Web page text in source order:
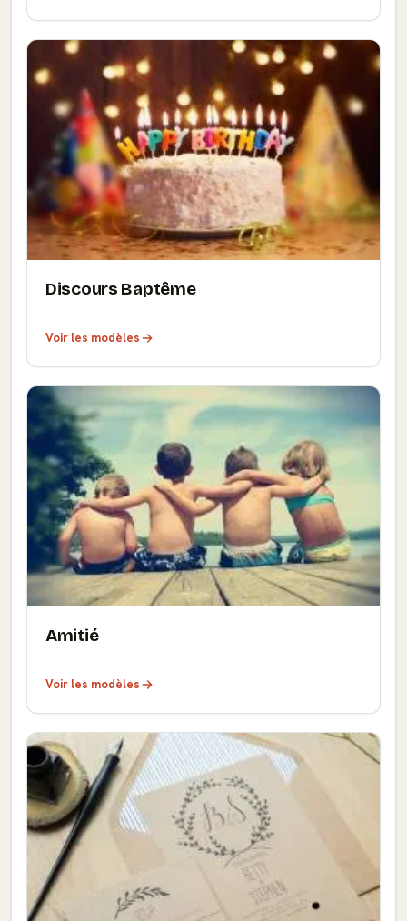
Discours Baptême
Voir les modèles
Amitié
Voir les modèles